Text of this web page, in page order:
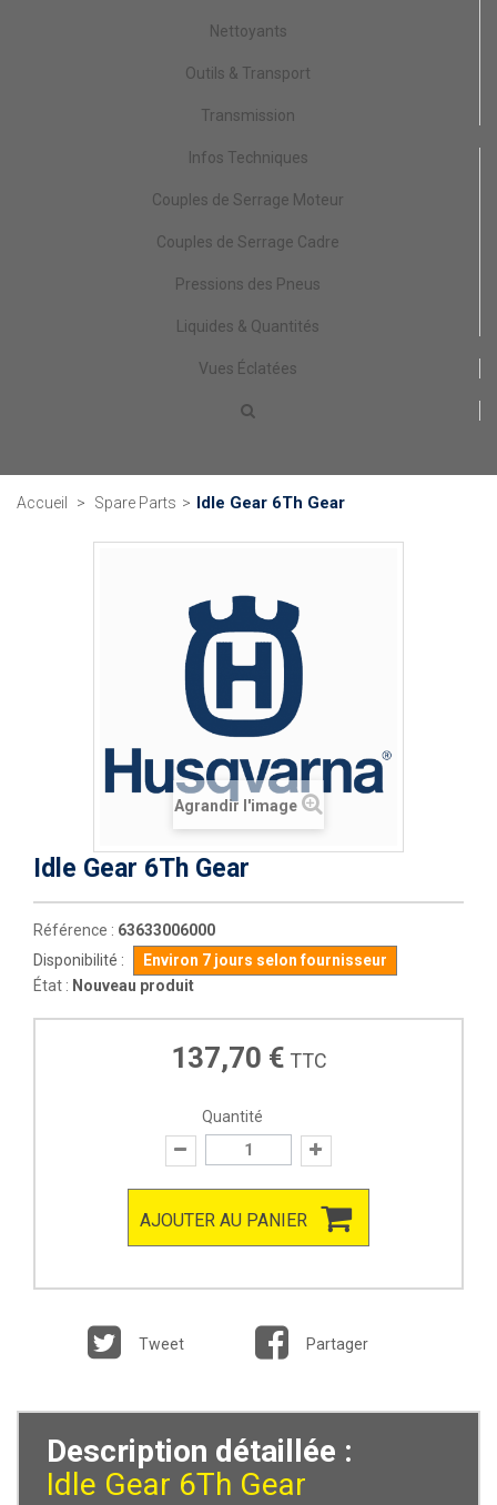
Nettoyants
Outils & Transport
Transmission
Infos Techniques
Couples de Serrage Moteur
Couples de Serrage Cadre
Pressions des Pneus
Liquides & Quantités
Vues Éclatées
Accueil > Spare Parts > Idle Gear 6Th Gear
Agrandir l'image
Idle Gear 6Th Gear
Référence : 63633006000
Disponibilité :
Environ 7 jours selon fournisseur
État : Nouveau produit
137,70 € TTC
Quantité
AJOUTER AU PANIER
Tweet Partager
Description détaillée :
Idle Gear 6Th Gear